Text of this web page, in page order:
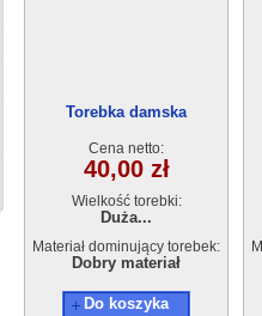
Torebka damska
Cena netto:
40,00 zł
Wielkość torebki:
Duża...
Materiał dominujący torebek:
Dobry materiał
Do koszyka